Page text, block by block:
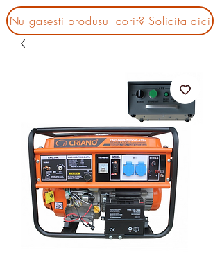
Nu gasesti produsul dorit? Solicita aici